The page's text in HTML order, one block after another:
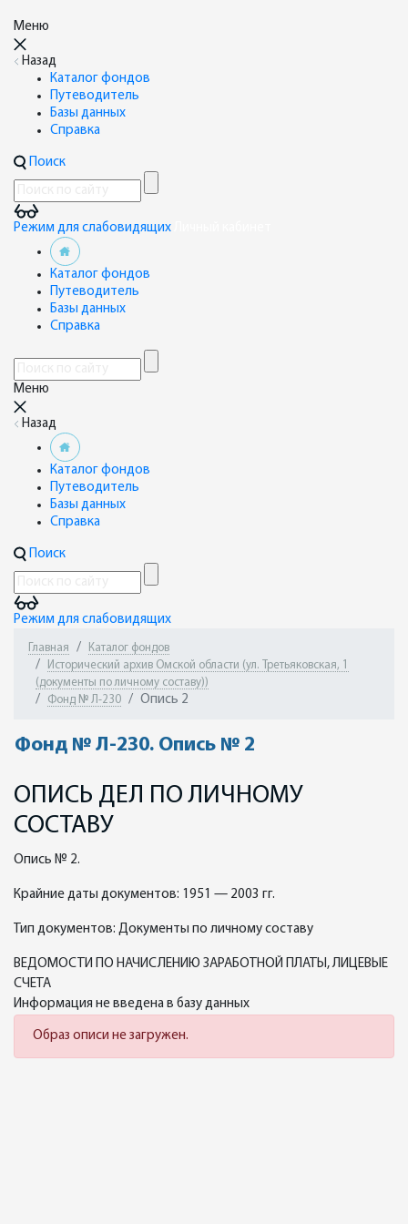
Меню
Назад
Каталог фондов
Путеводитель
Базы данных
Справка
Поиск
Режим для слабовидящих
Каталог фондов
Путеводитель
Базы данных
Справка
Меню
Назад
Каталог фондов
Путеводитель
Базы данных
Справка
Поиск
Режим для слабовидящих
Главная
Каталог фондов
Исторический архив Омской области (ул. Третьяковская, 1
(документы по личному составу))
Фонд № Л-230
Опись 2
Фонд № Л-230. Опись № 2
ОПИСЬ ДЕЛ ПО ЛИЧНОМУ
СОСТАВУ
Опись № 2.
Крайние даты документов: 1951 — 2003 гг.
Тип документов: Документы по личному составу
ВЕДОМОСТИ ПО НАЧИСЛЕНИЮ ЗАРАБОТНОЙ ПЛАТЫ, ЛИЦЕВЫЕ
СЧЕТА
Информация не введена в базу данных
Образ описи не загружен.